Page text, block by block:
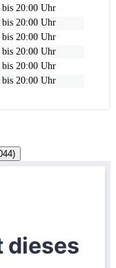
bis 20:00 Uhr
bis 20:00 Uhr
bis 20:00 Uhr
bis 20:00 Uhr
bis 20:00 Uhr
bis 20:00 Uhr